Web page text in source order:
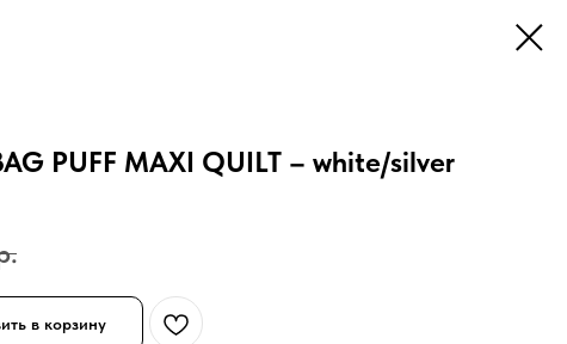
PUFF MAXI QUILT – white/silver
в корзину